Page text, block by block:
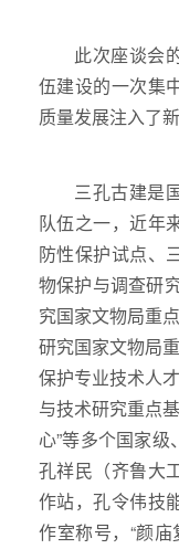
此次座谈会
伍建设的一次集
质量发展注入了新
三孔古建是
队伍之一，近年
防性保护试点、
物保护与调查研
究国家文物局重
研究国家文物局
保护专业技术人
与技术研究重点
心”等多个国家
孔祥民（齐鲁大
作站，孔令伟技
作室称号，“颜庙